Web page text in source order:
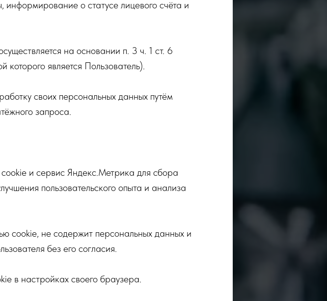
о статусе лицевого счёта и
на основании п. 3 ч. 1 ст. 6
является Пользователь).
своих персональных данных путём
запроса.
и сервис Яндекс.Метрика для сбора
пользовательского опыта и анализа
cookie, не содержит персональных данных и
без его согласия.
в настройках своего браузера.